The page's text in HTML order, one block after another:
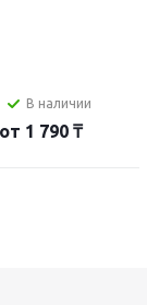
В наличии
от 1 790 ₸